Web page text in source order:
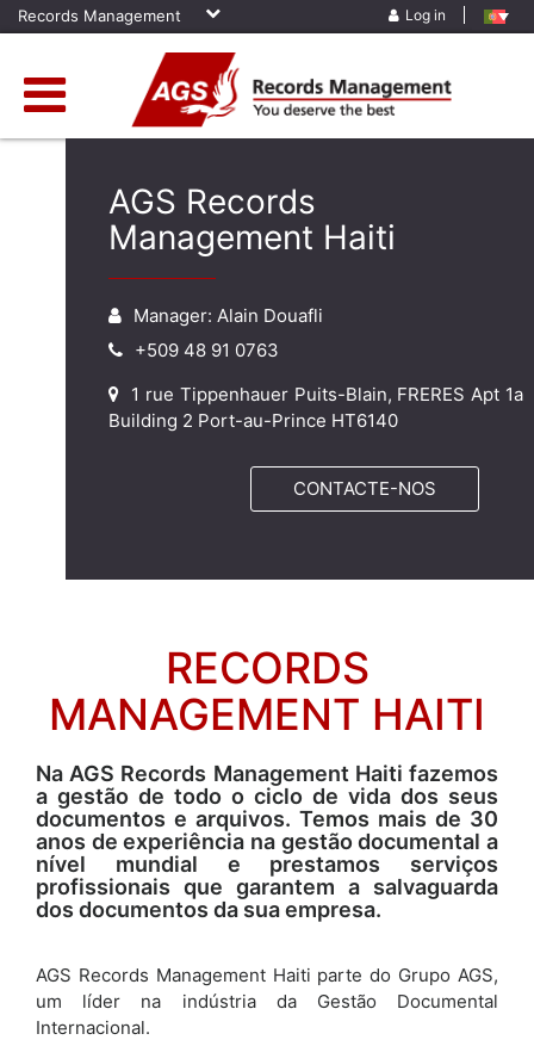
Records Management Log in
AGS Records
Management Haiti
Manager: Alain Douafli
+509 48 91 0763
1 rue Tippenhauer Puits-Blain, FRERES Apt 1a
Building 2 Port-au-Prince HT6140
CONTACTE-NOS
RECORDS
MANAGEMENT HAITI
Na AGS Records Management Haiti fazemos
a gestão de todo o ciclo de vida dos seus
documentos e arquivos. Temos mais de 30
anos de experiência na gestão documental a
nível mundial e prestamos serviços
profissionais que garantem a salvaguarda
dos documentos da sua empresa.
AGS Records Management Haiti parte do Grupo AGS,
um líder na indústria da Gestão Documental
Internacional.